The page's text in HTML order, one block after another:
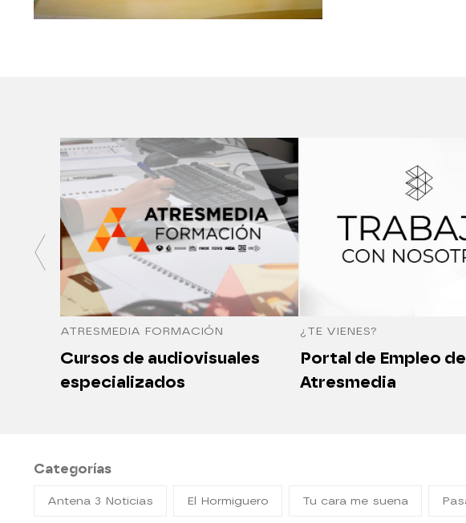
ATRESMEDIA FORMACIÓN
Cursos de audiovisuales
especializados
¿TE VIENES?
Portal de Empleo de
Atresmedia
Categorías
Antena 3 Noticias El Hormiguero Tu cara me suena